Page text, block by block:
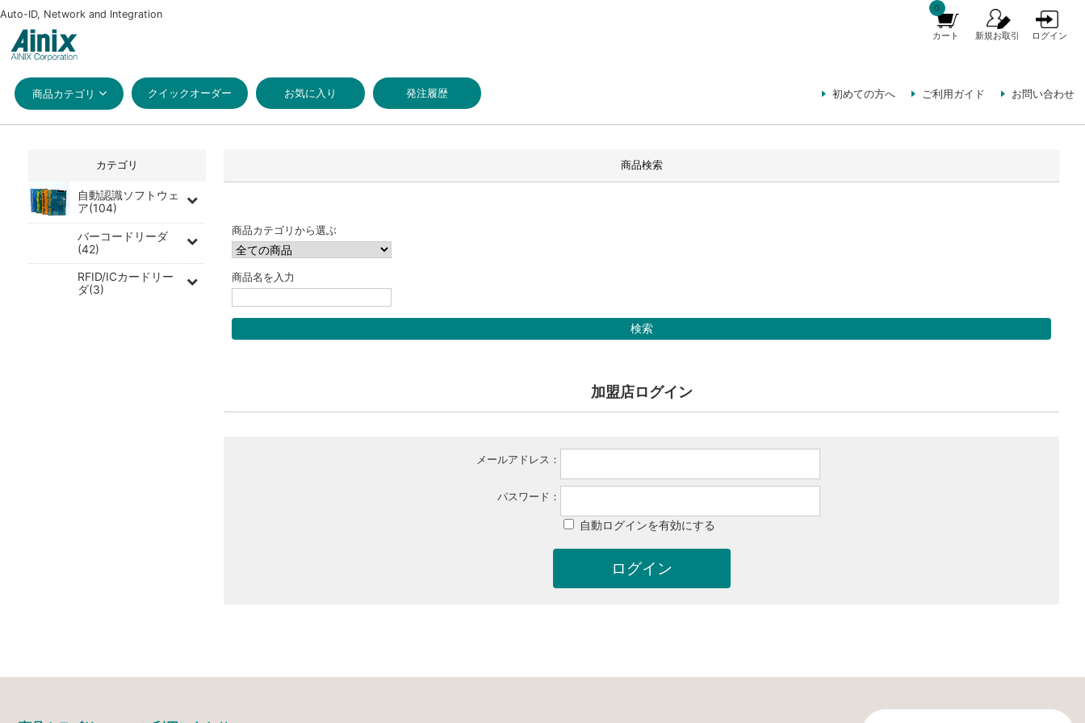
Auto-ID, Network and Integration 0
カート 新規お取引 ログイン
商品カテゴリ クイックオーダー お気に入り 発注履歴 初めての方へ ご利用ガイド お問い合わせ
カテゴリ
自動認識ソフトウェ
ア(104)
バーコードリーダ
(42)
RFID/ICカードリー
ダ(3)
商品検索
商品カテゴリから選ぶ
商品名を入力
加盟店ログイン
メールアドレス：
パスワード：
自動ログインを有効にする